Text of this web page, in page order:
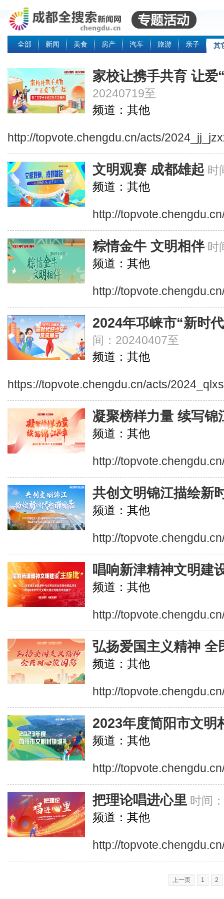
全部 新闻 美食 房产 汽车 旅游 亲子 其
家校让携手共育 让爱
20240719至
频道：其他
http://topvote.chengdu.cn/acts/
文明观赛 成都雄起 时
频道：其他
http://
粽情金牛 文明相伴 时
频道：其他
http://
2024年邛崃市“新时
间：20240407至
频道：其他
https://topvote.chengdu.cn/acts/
凝聚榜样力量 续写锦
频道：其他
http://
共创文明锦江描绘新
频道：其他
http://
唱响新津精神文明建
频道：其他
http://
弘扬爱国主义精神 全
频道：其他
http://
2023年度简阳市文明
频道：其他
http://
把理论唱进心里 时间
频道：其他
http://
上一页 1 2